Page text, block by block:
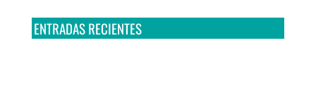
ENTRADAS RECIENTES